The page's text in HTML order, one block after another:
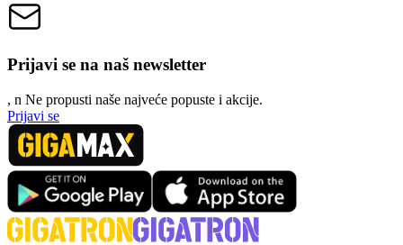
Prijavi se na naš newsletter
, n Ne propusti naše najveće popuste i akcije.
Prijavi se